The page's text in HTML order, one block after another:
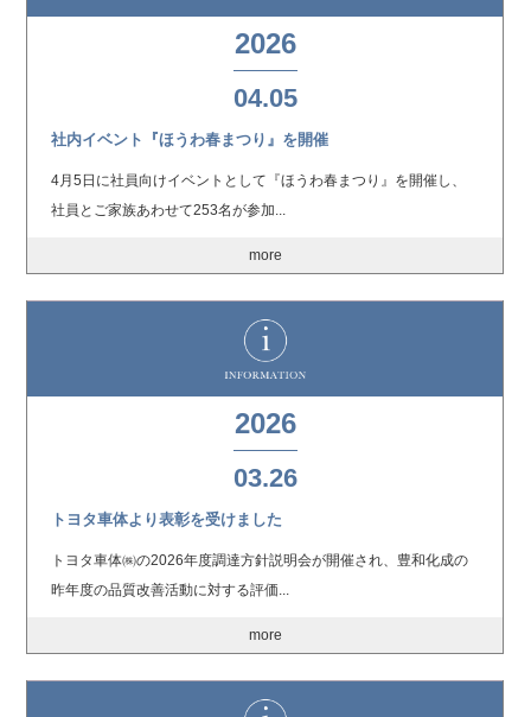
2026
04.05
社内イベント『ほうわ春まつり』を開催
4月5日に社員向けイベントとして『ほうわ春まつり』を開催し、
社員とご家族あわせて253名が参加...
more
2026
03.26
トヨタ車体より表彰を受けました
トヨタ車体㈱の2026年度調達方針説明会が開催され、豊和化成の
昨年度の品質改善活動に対する評価...
more